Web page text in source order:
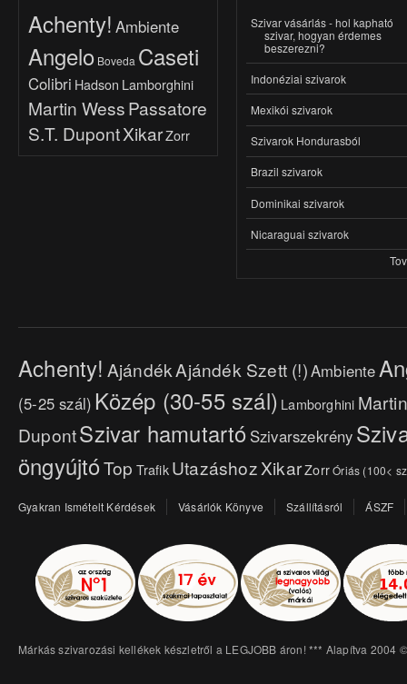
Achenty! Ambiente
Angelo Boveda Caseti
Colibri Hadson Lamborghini
Martin WessPassatore
S.T. DupontXikarZorr
Szivar vásárlás - hol kapható
szivar, hogyan érdemes
beszerezni?
Indonéziai szivarok
Mexikói szivarok
Szivarok Hondurasból
Brazil szivarok
Dominikai szivarok
Nicaraguai szivarok
Achenty! AjándékAjándék Szett (!)Ambiente
(5-25 szál) Közép (30-55 szál) Lamborghini
DupontSzivar hamutartó Szivarszekrény
öngyújtóTop TrafikUtazáshozXikarZorrÓriás (100<
Gyakran Ismételt Kérdések Vásárlók Könyve Szállításról ÁSZF
Márkás szivarozási kellékek készletről a LEGJOBB áron! *** Alapítva 2004